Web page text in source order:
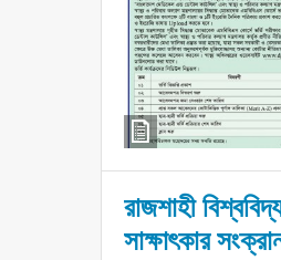
রাজশাহী
সাক্ষাৎকার